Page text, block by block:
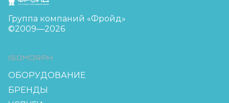
Группа компаний «Фройд»
©2009—2026
ISOMORPH
ОБОРУДОВАНИЕ
БРЕНДЫ